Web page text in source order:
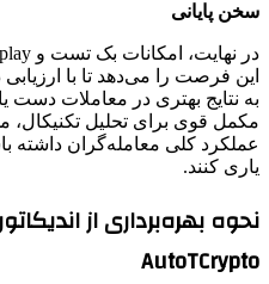
سخن پایانی
این فرصت را می‌دهد تا با
به نتایج بهتری در معاملات دست
مکمل قوی برای تحلیل تکنیکال،
عملکرد کلی معامله‌گران داشته
یاری کنند.
نحوه بهره‌برداری از
AutoTCrypto